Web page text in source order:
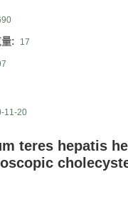
: 17
11-20
teres hepatis